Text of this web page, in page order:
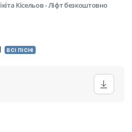
Кісельов - Ліфт безкоштовно
ВСІ ПІСНІ